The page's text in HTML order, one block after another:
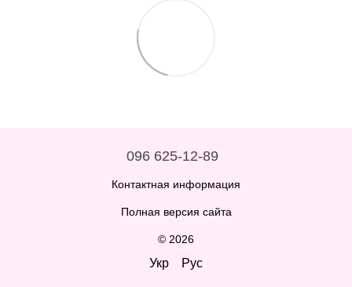
096 625-12-89
Контактная информация
Полная версия сайта
© 2026
Укр Рус